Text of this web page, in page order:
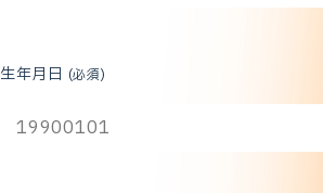
生年月日 (必須)